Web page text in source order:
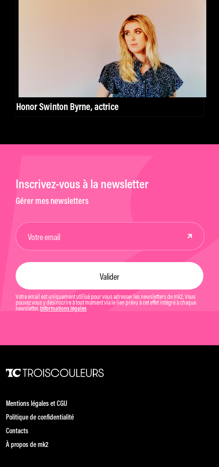
Honor Swinton Byrne, actrice
Inscrivez-vous à la newsletter
Gérer mes newsletters
Votre email est uniquement utilisé pour vous adresser les newsletters de mk2. Vous
pouvez vous y désinscrire à tout moment via le lien prévu à cet effet intégré à chaque
newsletter. Informations légales
Mentions légales et CGU
Politique de confidentialité
Contacts
À propos de mk2